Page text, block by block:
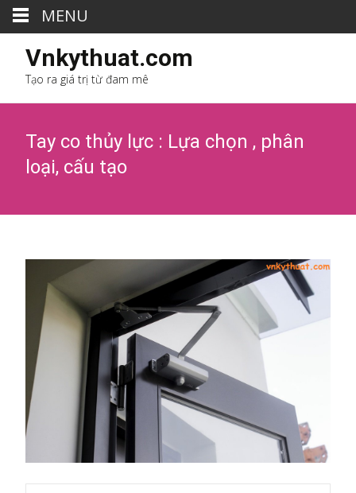
Vnkythuat.com
Tạo ra giá trị từ đam mê
Tay co thủy lực : Lựa chọn , phân
loại, cấu tạo
MENU